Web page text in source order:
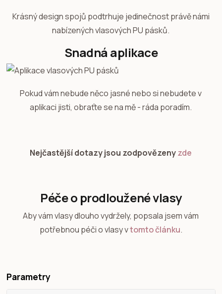
Krásný design spojů podtrhuje jedinečnost právě námi
nabízených vlasových PU pásků.
Snadná aplikace
Pokud vám nebude něco jasné nebo si nebudete v
aplikaci jisti, obraťte se na mě - ráda poradím.
Nejčastější dotazy jsou zodpovězenyzde
Péče o prodloužené vlasy
Aby vám vlasy dlouho vydržely, popsala jsem vám
potřebnou péči o vlasy vtomto článku.
Parametry